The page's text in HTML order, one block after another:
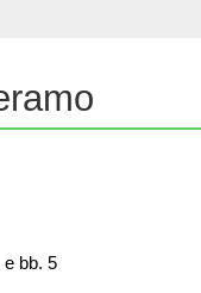
bb. 5